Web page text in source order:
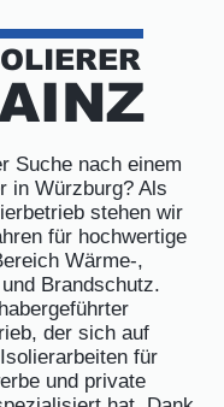
Suche nach einem
in Würzburg? Als
stehen wir
für hochwertige
Wärme-,
Brandschutz.
der sich auf
für
und private